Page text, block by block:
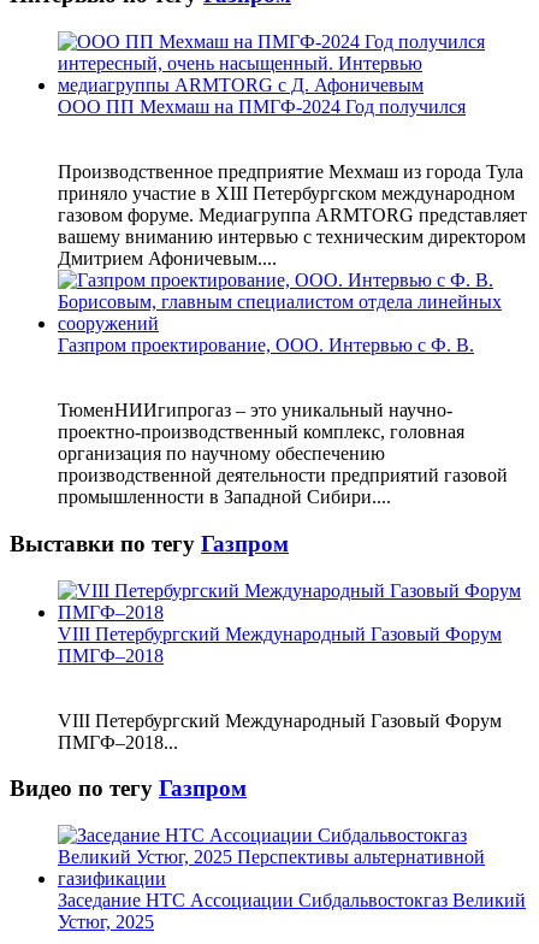
ООО ПП Мехмаш на ПМГФ-2024 Год получился
Производственное предприятие Мехмаш из города Тула
приняло участие в XIII Петербургском международном
газовом форуме. Медиагруппа ARMTORG представляет
вашему вниманию интервью с техническим директором
Дмитрием Афоничевым....
Газпром проектирование, ООО. Интервью с Ф. В.
ТюменНИИгипрогаз – это уникальный научно-
проектно-производственный комплекс, головная
организация по научному обеспечению
производственной деятельности предприятий газовой
промышленности в Западной Сибири....
Выставки по тегу Газпром
VIII Петербургский Международный Газовый Форум
ПМГФ–2018
VIII Петербургский Международный Газовый Форум
ПМГФ–2018...
Видео по тегу Газпром
Заседание НТС Ассоциации Сибдальвостокгаз Великий
Устюг, 2025